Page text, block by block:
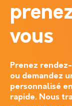
vous
Prenez
ou demandez
personnalisé
rapide. Nous